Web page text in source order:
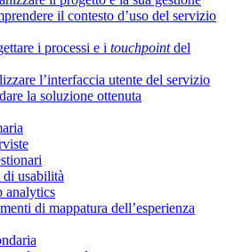
il contesto d’uso del servizio
i processi e i touchpointdel
l’interfaccia utente del servizio
la soluzione ottenuta
di usabilità
analytics
di mappatura dell’esperienza